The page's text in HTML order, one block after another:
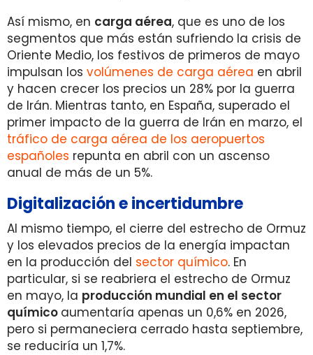
Así mismo, en carga aérea, que es uno de los
segmentos que más están sufriendo la crisis de
Oriente Medio, los festivos de primeros de mayo
impulsan los volúmenes de carga aérea en abril
y hacen crecer los precios un 28% por la guerra
de Irán. Mientras tanto, en España, superado el
primer impacto de la guerra de Irán en marzo, el
tráfico de carga aérea de los aeropuertos
españoles repunta en abril con un ascenso
anual de más de un 5%.
Digitalización e incertidumbre
Al mismo tiempo, el cierre del estrecho de Ormuz
y los elevados precios de la energía impactan
en la producción del sector químico. En
particular, si se reabriera el estrecho de Ormuz
en mayo, la producción mundial en el sector
químico aumentaría apenas un 0,6% en 2026,
pero si permaneciera cerrado hasta septiembre,
se reduciría un 1,7%.